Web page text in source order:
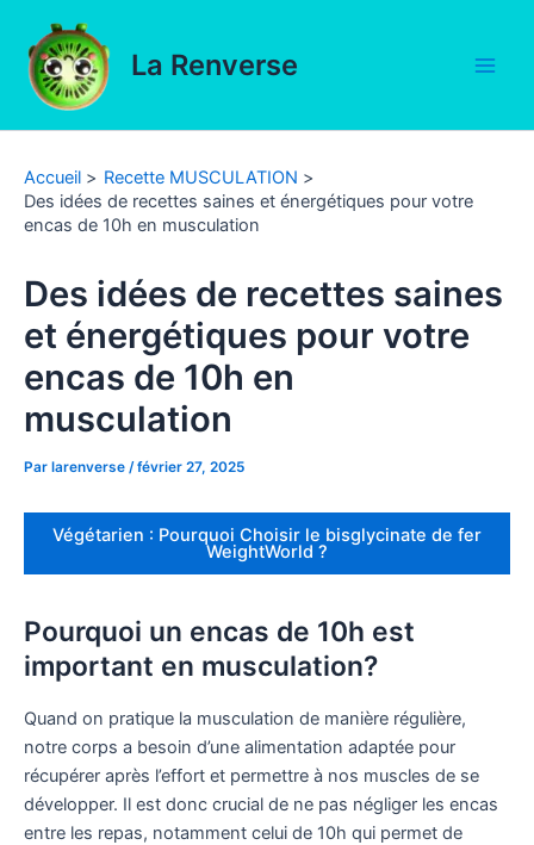
contenu
La Renverse
Accueil
Recette MUSCULATION
Des idées de recettes saines et énergétiques pour votre
encas de 10h en musculation
Des idées de recettes saines
et énergétiques pour votre
encas de 10h en
musculation
Par larenverse /février 27, 2025
Végétarien : Pourquoi Choisir le bisglycinate de fer
WeightWorld ?
Pourquoi un encas de 10h est
important en musculation?
Quand on pratique la musculation de manière régulière,
notre corps a besoin d’une alimentation adaptée pour
récupérer après l’effort et permettre à nos muscles de se
développer. Il est donc crucial de ne pas négliger les encas
entre les repas, notamment celui de 10h qui permet de